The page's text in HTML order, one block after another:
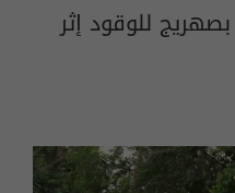
للوقود إثر